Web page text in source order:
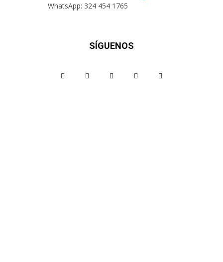
WhatsApp: 324 454 1765
SÍGUENOS